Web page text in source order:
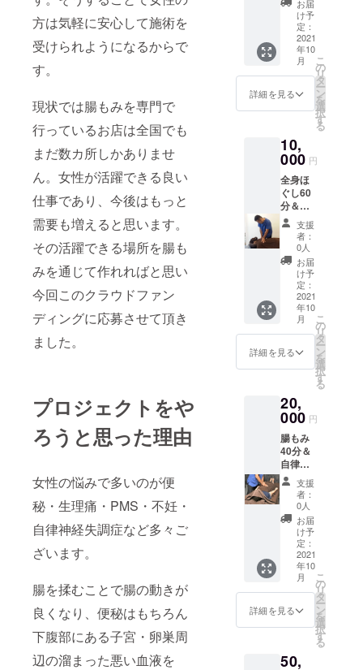
方は気軽に安心して施術を
受けられようになるからで
す。
現状では腸もみを専門で
行っているお店は全国でも
まだ数カ所しかありませ
ん。女性が活躍できる良い
仕事であり、今後はもっと
需要も増えると思います。
その活躍できる場所を腸も
みを通じて作れればと思い
今回このクラウドファン
ディングに応募させて頂き
ました。
プロジェクトをや
ろうと思った理由
女性の悩みで多いのが便
秘・生理痛・PMS・不妊・
自律神経失調症など多々ご
ざいます。
腸を揉むことで腸の動きが
良くなり、便秘はもちろん
下腹部にある子宮・卵巣周
辺の溜まった悪い血液を
10分
「有効
期限：
お届け
日より1
年（日
曜を除
く）」
お届
け予
定：
2021
年10
月
詳細を見る
こ
の
リ
タ
ー
ン
を
選
択
す
る
10,
000 円
全身ほ
ぐし60
分＆腸
もみ40
分＆自
律神経
安定
ヘッド
マッ
サージ
「有効
期限：
お届け
日より1
年（日
支援
者：
0人
お届
け予
定：
2021
年10
月
詳細を見る
こ
の
リ
タ
ー
ン
を
選
択
す
る
20,
000 円
腸もみ
40分＆
自律神
経安定
ヘッド
マッ
サージ
10分 5
回 回
数券
「回数
券の有
効期
限 施
術開始
支援
者：
0人
お届
け予
定：
2021
年10
月
詳細を見る
こ
の
リ
タ
ー
ン
を
選
択
す
る
50,